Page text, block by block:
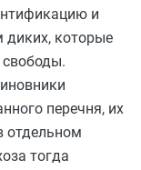
и
диких, которые
свободы.
перечня, их
отдельном
тогда